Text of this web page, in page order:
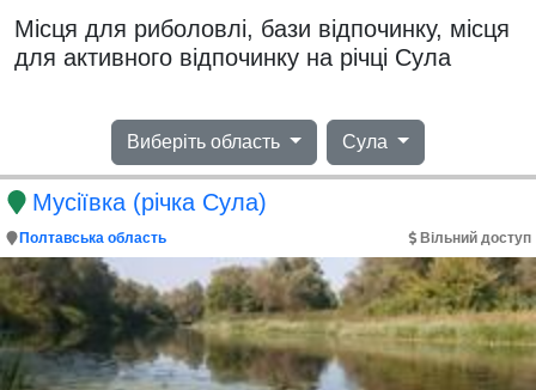
Місця для риболовлі, бази відпочинку, місця
для активного відпочинку на річці Сула
Виберіть область Сула
Мусіївка (річка Сула)
Полтавська область Вільний доступ